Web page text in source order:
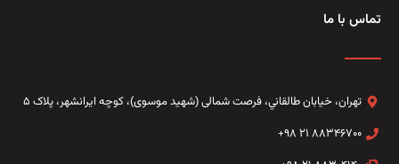
تماس با ما
تهران، خيابان طالقاني،‌ فرصت شمالی (شهید موسوی)، کوچه ایرانشهر، پلاک ۵
۸۸۳۴۶۷۰۰ ۲۱ ۹۸+